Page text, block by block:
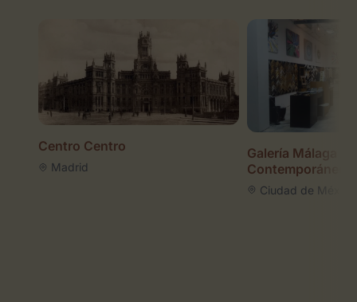
Centro Centro
Madrid
Galería Málaga
Contemporáneo
Ciudad de México